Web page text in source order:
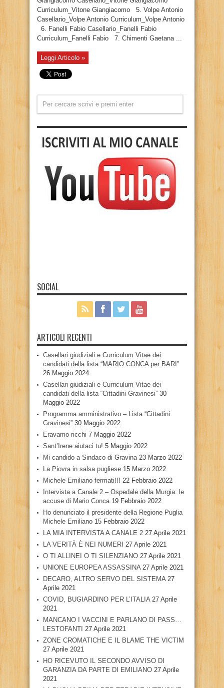
Curriculum_Vitone Giangiacomo 5. Volpe Antonio
Casellario_Volpe Antonio Curriculum_Volpe Antonio
6. Fanelli Fabio Casellario_Fanelli Fabio
Curriculum_Fanelli Fabio 7. Chimenti Gaetana ...
Leggi Articolo »
SOCIAL
ARTICOLI RECENTI
Casellari giudiziali e Curriculum Vitae dei
candidati della lista “MARIO CONCA per BARI”
26 Maggio 2024
Casellari giudiziali e Curriculum Vitae dei
candidati della lista “Cittadini Gravinesi” 30
Maggio 2022
Programma amministrativo – Lista “Cittadini
Gravinesi” 30 Maggio 2022
Eravamo ricchi 7 Maggio 2022
Sant’Irene aiutaci tu! 5 Maggio 2022
Mi candido a Sindaco di Gravina 23 Marzo 2022
La Piovra in salsa pugliese 15 Marzo 2022
Michele Emiliano fermati!!! 22 Febbraio 2022
Intervista a Canale 2 – Ospedale della Murgia: le
accuse di Mario Conca 19 Febbraio 2022
Ho denunciato il presidente della Regione Puglia
Michele Emiliano 15 Febbraio 2022
LA MIA INTERVISTA A CANALE 2 27 Aprile 2021
LA VERITÀ È NEI NUMERI 27 Aprile 2021
O TI ALLINEI O TI SILENZIANO 27 Aprile 2021
UNIONE EUROPEA ASSASSINA 27 Aprile 2021
DECARO, ALTRO SERVO DEL SISTEMA 27
Aprile 2021
COVID, BUGIARDINO PER L’ITALIA 27 Aprile
2021
MANCANO I VACCINI E PARLANO DI PASS…
LESTOFANTI 27 Aprile 2021
ZONE CROMATICHE E IL BLAME THE VICTIM
27 Aprile 2021
HO RICEVUTO IL SECONDO AVVISO DI
GARANZIA DA PARTE DI EMILIANO 27 Aprile
2021